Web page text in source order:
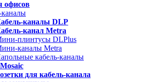
офисов
каналы
каналы DLP
канал Metra
плинтусы DLPlus
каналы Metra
кабель-каналы
Mosaic
для кабель-канала